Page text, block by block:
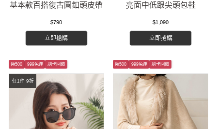
基本款百搭復古圓釦頭皮帶
$790
立即搶購
亮面中低跟尖頭包鞋
$1,090
立即搶購
任1件 9折
領500 999免運 刷卡回饋 領500 999免運 刷卡回饋